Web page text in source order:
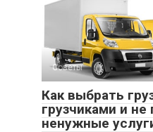
Советы
Как выбрать
грузчиками и не
ненужные